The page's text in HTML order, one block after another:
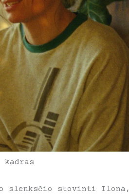
kadras
slenksčio stovinti Ilona,